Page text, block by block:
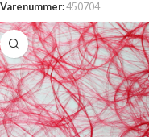
Varenummer:450704